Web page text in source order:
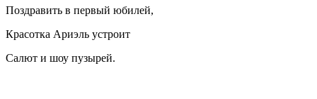
Поздравить в первый юбилей,
Красотка Ариэль устроит
Салют и шоу пузырей.